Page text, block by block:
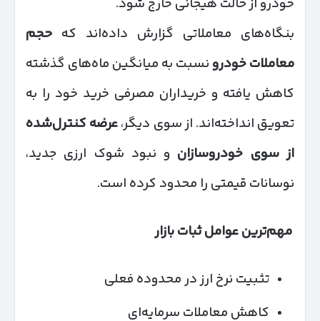
خودرو از حالت هیجانی خارج شود.
بنگاه‌های معاملاتی گزارش داده‌اند که حجم
معاملات خودرونسبت به میانگین ماه‌های گذشته
کاهش یافته و خریداران مصرفی خرید خود را به
تعویق انداخته‌اند. از سوی دیگر،عرضه کنترل‌شده
از سوی خودروسازان و نبود شوک ارزی جدید،
نوسانات قیمتی را محدود کرده است.
مهم‌ترین عوامل ثبات بازار
تثبیت نرخ ارز در محدوده فعلی
کاهش معاملات سرمایه‌ای